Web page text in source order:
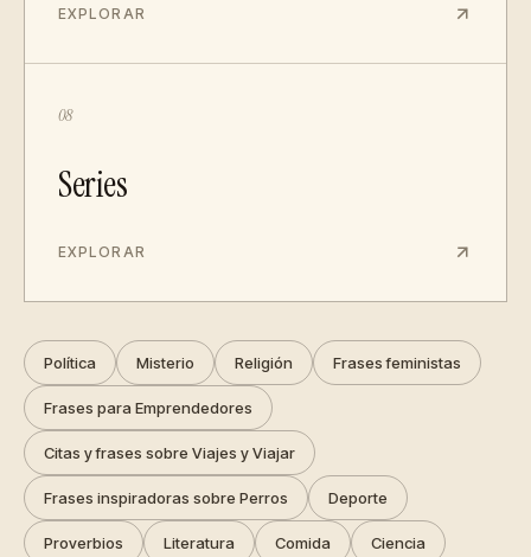
EXPLORAR
08
Series
EXPLORAR
Política Misterio Religión Frases feministas
Frases para Emprendedores
Citas y frases sobre Viajes y Viajar
Frases inspiradoras sobre Perros Deporte
Proverbios Literatura Comida Ciencia